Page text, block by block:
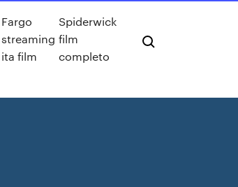
Fargo
streaming
ita film
Spiderwick
film
completo